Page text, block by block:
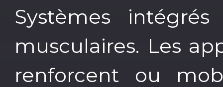
Systèmes
musculaires. Les
renforcent ou